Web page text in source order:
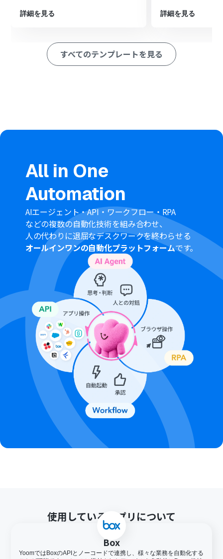
次に、OCR機能の「任意の画像やPDFを読み取る」アクシ
最後に、オペレーションでMediumの「Create Post」ア
クションを設定し、抽出したテキストを本文として新し
い投稿を作成します。
Boxのトリガー設定では、監視対象としたいフォルダのID
を自由に設定できます。
OCR機能では、読み取りたいファイルのどの部分からテ
キストを抽出するかなど、詳細な項目を任意でカスタマイ
ズしてください。
Mediumへの投稿アクションでは、タイトルや本文、タグ
などの各項目に、OCRで抽出したテキストを変数として
設定したり、固定のテキストを設定したりすることが可能
です。
■注意事項
Box、MediumのそれぞれとYoomを連携してください。
OCRまたは音声を文字起こしするAIオペレーションはチ
ームプラン・サクセスプランでのみご利用いただける機能
となっております。フリープラン・ミニプランの場合は設
定しているフローボットのオペレーションはエラーとな
りますので、ご注意ください。
チームプランやサクセスプランなどの有料プランは、2週
間の無料トライアルを行うことが可能です。無料トライア
ル中には制限対象のアプリやAI機能（オペレーション）を
使用することができます。
トリガーは5分、10分、15分、30分、60分の間隔で起動
間隔を選択できます。
プランによって最短の起動間隔が異なりますので、ご注意
ください。
分岐はミニプラン以上のプランでご利用いただける機能
（オペレーション）となっております。フリープランの場
合は設定しているフローボットのオペレーションはエラ
ーとなりますので、ご注意ください。
ミニプランなどの有料プランは、2週間の無料トライアル
トリガー、各オペレーションでの取り扱い可能なファイ
ル容量の詳細は下記をご参照ください。
https://intercom.help/yoom/ja/articles/9413924
詳細を見る 詳細を見る
すべてのテンプレートを見る
All in One
Automation
AIエージェント・API・ワークフロー・RPA
などの複数の自動化技術を組み合わせ、
人の代わりに退屈なデスクワークを終わらせる
オールインワンの自動化プラットフォームです。
使用しているアプリについて
Box
YoomではBoxのAPIとノーコードで連携し、様々な業務を自動化する